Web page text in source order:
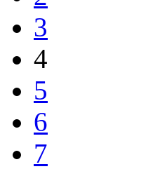
3
4
5
6
7